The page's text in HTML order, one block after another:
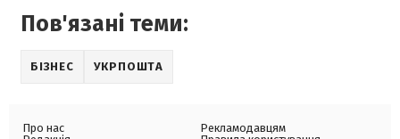
Пов'язані теми:
БІЗНЕС УКРПОШТА
Про нас
Рекламодавцям